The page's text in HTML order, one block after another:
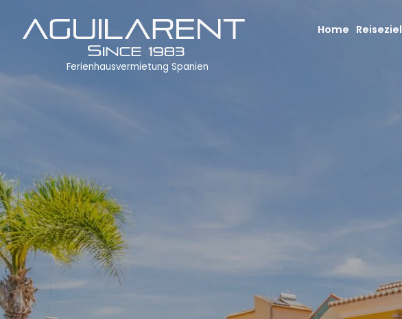
Ferienhausvermietung Spanien
Home